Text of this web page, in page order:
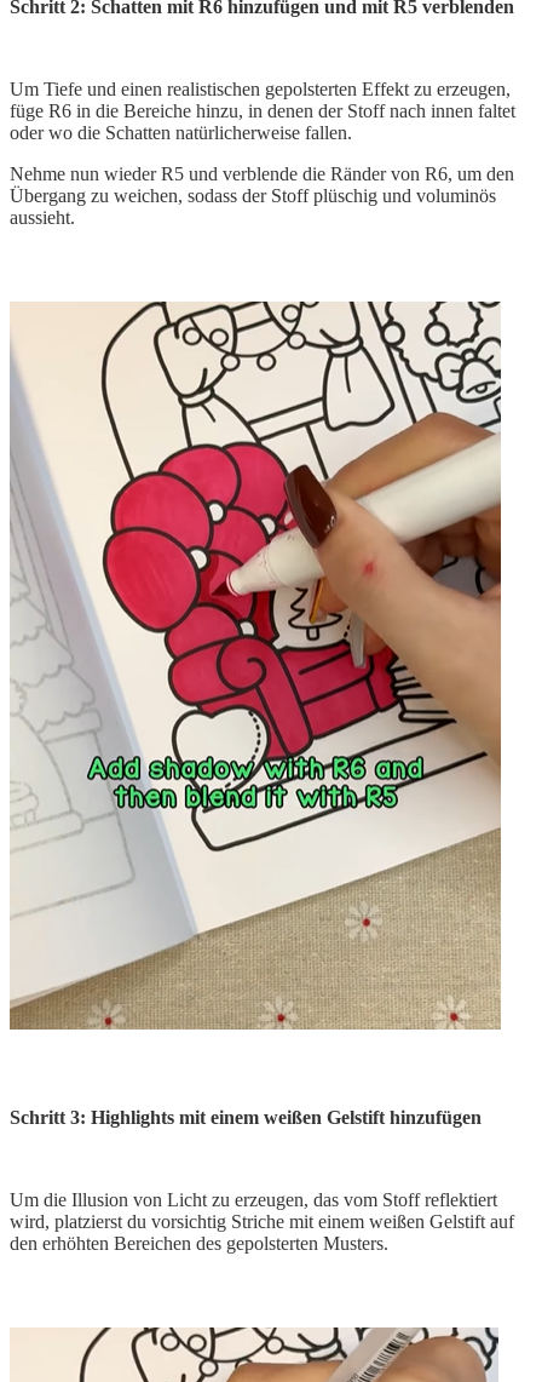
Schritt 2: Schatten mit R6 hinzufügen und mit R5 verblenden
Um Tiefe und einen realistischen gepolsterten Effekt zu erzeugen,
füge R6 in die Bereiche hinzu, in denen der Stoff nach innen faltet
oder wo die Schatten natürlicherweise fallen.
Nehme nun wieder R5 und verblende die Ränder von R6, um den
Übergang zu weichen, sodass der Stoff plüschig und voluminös
aussieht.
Schritt 3: Highlights mit einem weißen Gelstift hinzufügen
Um die Illusion von Licht zu erzeugen, das vom Stoff reflektiert
wird, platzierst du vorsichtig Striche mit einem weißen Gelstift auf
den erhöhten Bereichen des gepolsterten Musters.